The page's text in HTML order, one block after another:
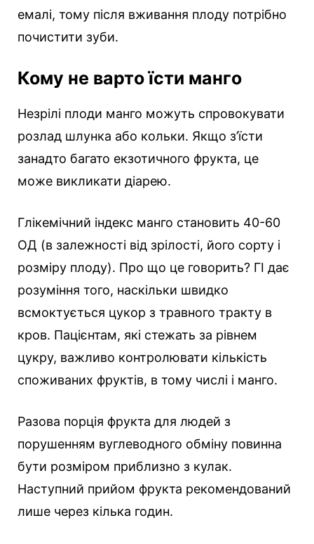
емалі, тому після вживання плоду потрібно
почистити зуби.
Кому не варто їсти манго
Незрілі плоди манго можуть спровокувати
розлад шлунка або кольки. Якщо з’їсти
занадто багато екзотичного фрукта, це
може викликати діарею.
Глікемічний індекс манго становить 40-60
ОД (в залежності від зрілості, його сорту і
розміру плоду). Про що це говорить? ГІ дає
розуміння того, наскільки швидко
всмоктується цукор з травного тракту в
кров. Пацієнтам, які стежать за рівнем
цукру, важливо контролювати кількість
споживаних фруктів, в тому числі і манго.
Разова порція фрукта для людей з
порушенням вуглеводного обміну повинна
бути розміром приблизно з кулак.
Наступний прийом фрукта рекомендований
лише через кілька годин.